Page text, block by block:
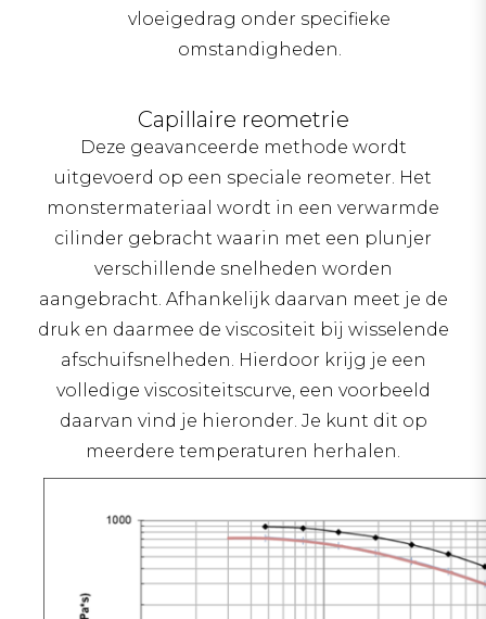
vloeigedrag onder specifieke
omstandigheden.
Capillaire reometrie
Deze geavanceerde methode wordt
uitgevoerd op een speciale reometer. Het
monstermateriaal wordt in een verwarmde
cilinder gebracht waarin met een plunjer
verschillende snelheden worden
aangebracht. Afhankelijk daarvan meet je de
druk en daarmee de viscositeit bij wisselende
afschuifsnelheden. Hierdoor krijg je een
volledige viscositeitscurve, een voorbeeld
daarvan vind je hieronder. Je kunt dit op
meerdere temperaturen herhalen.